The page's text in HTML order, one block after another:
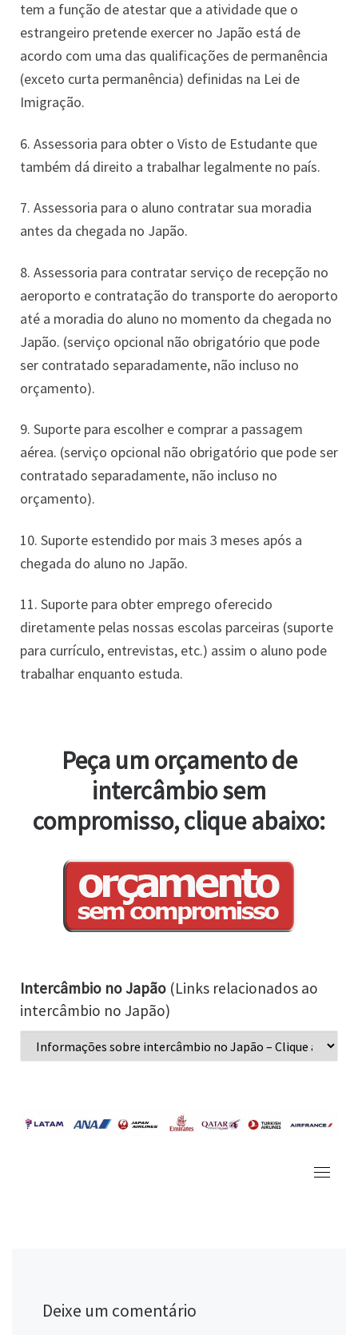
tem a função de atestar que a atividade que o
estrangeiro pretende exercer no Japão está de
acordo com uma das qualificações de permanência
(exceto curta permanência) definidas na Lei de
Imigração.
6. Assessoria para obter o Visto de Estudante que
também dá direito a trabalhar legalmente no país.
7. Assessoria para o aluno contratar sua moradia
antes da chegada no Japão.
8. Assessoria para contratar serviço de recepção no
aeroporto e contratação do transporte do aeroporto
até a moradia do aluno no momento da chegada no
Japão. (serviço opcional não obrigatório que pode
ser contratado separadamente, não incluso no
orçamento).
9. Suporte para escolher e comprar a passagem
aérea. (serviço opcional não obrigatório que pode ser
contratado separadamente, não incluso no
orçamento).
10. Suporte estendido por mais 3 meses após a
chegada do aluno no Japão.
11. Suporte para obter emprego oferecido
diretamente pelas nossas escolas parceiras (suporte
para currículo, entrevistas, etc.) assim o aluno pode
trabalhar enquanto estuda.
Peça um orçamento de
intercâmbio sem
compromisso, clique abaixo:
Intercâmbio no Japão (Links relacionados ao
intercâmbio no Japão)
Deixe um comentário